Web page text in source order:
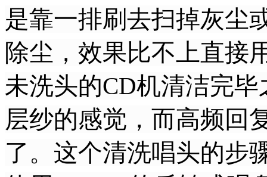
是靠一排刷去扫掉灰尘
除尘，效果比不上直接
未洗头的CD机清洁完
层纱的感觉，而高频回
了。这个清洗唱头的步